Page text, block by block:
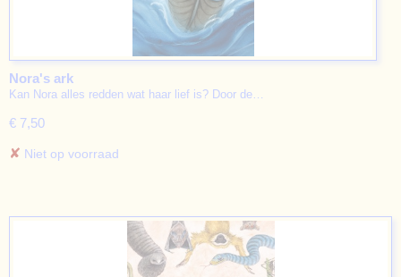
Nora's ark
Kan Nora alles redden wat haar lief is? Door de…
€ 7,50
✘ Niet op voorraad